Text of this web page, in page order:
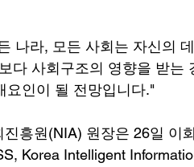
나라, 모든 사회는 자신의
다 사회구조의 영향을 받는
요인이 될 전망입니다."
흥원(NIA) 원장은 26일 이
Korea Intelligent